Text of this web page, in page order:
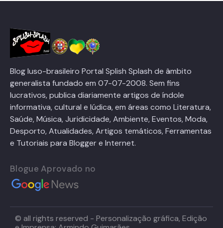
Blog luso-brasileiro Portal Splish Splash de âmbito
generalista fundado em 07-07-2008. Sem fins
lucrativos, publica diariamente artigos de índole
informativa, cultural e lúdica, em áreas como Literatura,
Saúde, Música, Juridicidade, Ambiente, Eventos, Moda,
Desporto, Atualidades, Artigos temáticos, Ferramentas
e Tutoriais para Blogger e Internet.
Blogue Aprovado no
© all rights reserved - Personalização gráfica, Edição